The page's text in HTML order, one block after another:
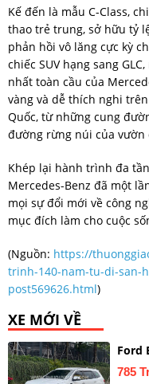
Kế đến là mẫu C-Class,
thao trẻ trung, sở hữu tỷ
phản hồi vô lăng cực kỳ
chiếc SUV hạng sang
nhất toàn cầu của
vàng và dễ thích nghi
Quốc, từ những cung
đường rừng núi của vườn
Khép lại hành trình đa
Mercedes-Benz đã một
mọi sự đổi mới về công
mục đích làm cho cuộc
(Nguồn: https://
trinh-140-nam-tu-di-san-
post569626.html)
XE MỚI VỀ
Ford
785